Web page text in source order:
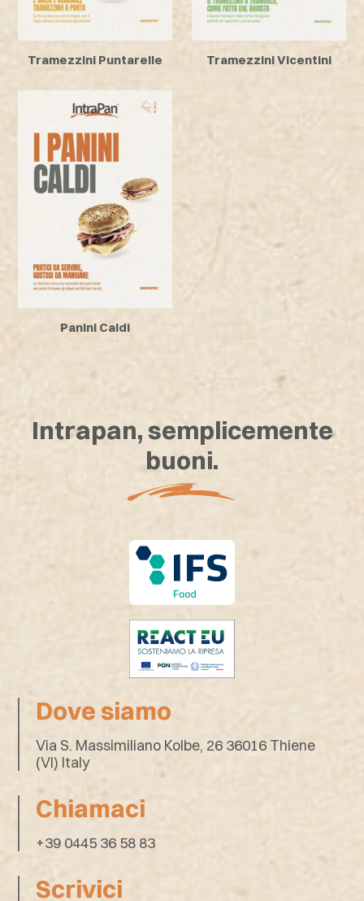
Tramezzini Puntarelle Tramezzini Vicentini
Panini Caldi
Intrapan, semplicemente
buoni.
Dove siamo
Via S. Massimiliano Kolbe, 26 36016 Thiene
(VI) Italy
Chiamaci
+39 0445 36 58 83
Scrivici